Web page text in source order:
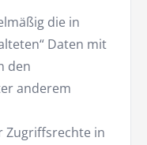
die in
Daten mit
den
anderem
Zugriffsrechte in